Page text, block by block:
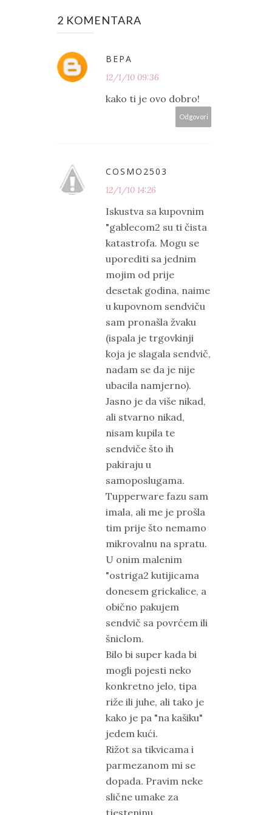
2 KOMENTARA
ВЕРА
12/1/10 09:36
kako ti je ovo dobro!
Odgovori
COSMO2503
12/1/10 14:26
Iskustva sa kupovnim
"gablecom2 su ti čista
katastrofa. Mogu se
uporediti sa jednim
mojim od prije
desetak godina, naime
u kupovnom sendviču
sam pronašla žvaku
(ispala je trgovkinji
koja je slagala sendvič,
nadam se da je nije
ubacila namjerno).
Jasno je da više nikad,
ali stvarno nikad,
nisam kupila te
sendviče što ih
pakiraju u
samoposlugama.
Tupperware fazu sam
imala, ali me je prošla
tim prije što nemamo
mikrovalnu na spratu.
U onim malenim
"ostriga2 kutijicama
donesem grickalice, a
obično pakujem
sendvič sa povrćem ili
šniclom.
Bilo bi super kada bi
mogli pojesti neko
konkretno jelo, tipa
riže ili juhe, ali tako je
kako je pa "na kašiku"
jedem kući.
Rižot sa tikvicama i
parmezanom mi se
dopada. Pravim neke
slične umake za